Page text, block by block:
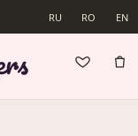
RU RO EN